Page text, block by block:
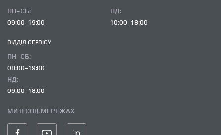
ПН-СБ:
09:00-19:00
НД:
10:00-18:00
ВІДДІЛ CЕРВІСУ
ПН-СБ:
08:00-19:00
НД:
09:00-18:00
МИ В СОЦ. МЕРЕЖАХ